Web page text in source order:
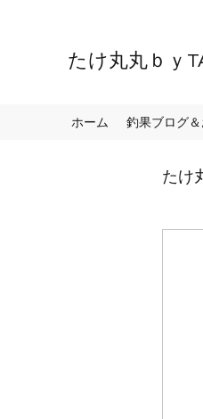
たけ丸丸ｂｙ
ホーム 釣果ブログ
たけ